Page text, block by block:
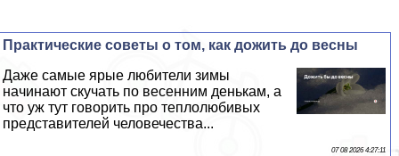
Пpaктические советы о том, как дожить до весны
Даже самые ярые любители зимы
начинают скучать по весенним денькам, а
что уж тут говорить про теплолюбивых
представителей человечества...
07 08 2026 4:27:11